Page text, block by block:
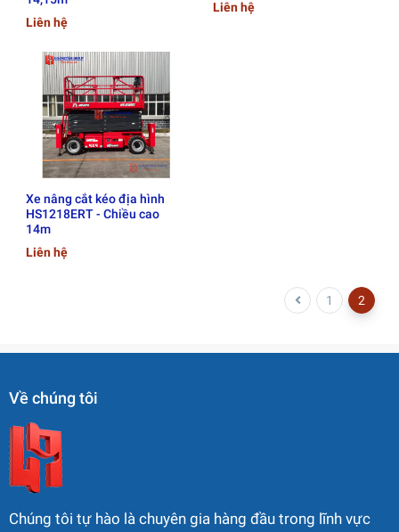
Liên hệ
Liên hệ
Xe nâng cắt kéo địa hình
HS1218ERT - Chiều cao
14m
Liên hệ
1 2
Về chúng tôi
Chúng tôi tự hào là chuyên gia hàng đầu trong lĩnh vực